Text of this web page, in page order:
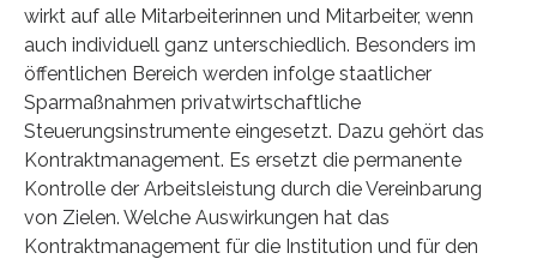
wirkt auf alle Mitarbeiterinnen und Mitarbeiter, wenn
auch individuell ganz unterschiedlich. Besonders im
öffentlichen Bereich werden infolge staatlicher
Sparmaßnahmen privatwirtschaftliche
Steuerungsinstrumente eingesetzt. Dazu gehört das
Kontraktmanagement. Es ersetzt die permanente
Kontrolle der Arbeitsleistung durch die Vereinbarung
von Zielen. Welche Auswirkungen hat das
Kontraktmanagement für die Institution und für den